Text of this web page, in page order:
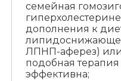
семейная
дополнения к
ЛПНП-аферез) или
подобная терапия
эффективна;